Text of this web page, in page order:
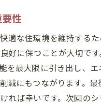
のエコな設備選びとその
な生活を目指したリフ
ンドリーな水廻りを実
でのエネルギー効率に優れ
を減らしながら快適性
性
適な住環境を維持する
好に保つことが大切で
を最大限に引き出し、
にもつながります。
れば幸いです。次回の